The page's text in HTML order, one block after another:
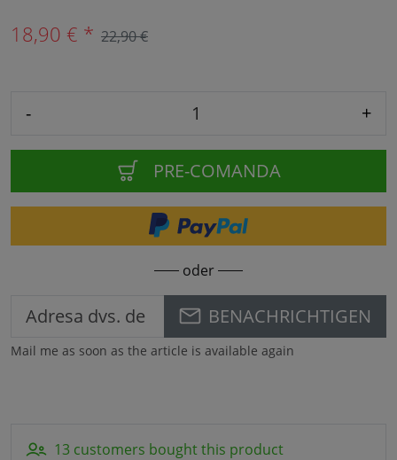
18,90 € * 22,90 €
- +
PRE-COMANDA
oder
BENACHRICHTIGEN
Mail me as soon as the article is available again
13 customers bought this product